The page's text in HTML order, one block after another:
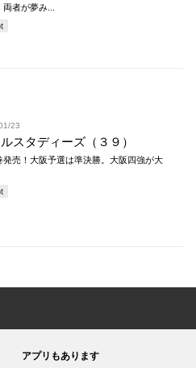
両者が夢み...
23
スタディーズ（３９）
発売！大阪予選は準決勝。大阪四強が大
アプリもあります